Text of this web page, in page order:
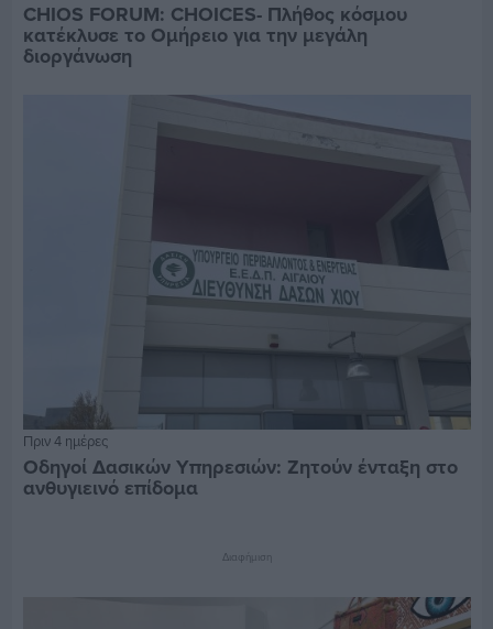
CHIOS FORUM: CHOICES- Πλήθος κόσμου
κατέκλυσε το Ομήρειο για την μεγάλη
διοργάνωση
Πριν 4 ημέρες
Οδηγοί Δασικών Υπηρεσιών: Ζητούν ένταξη στο
ανθυγιεινό επίδομα
Διαφήμιση